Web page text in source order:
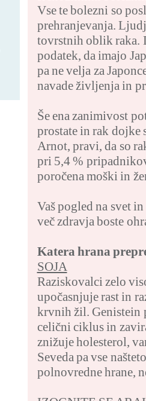
Vse te bolezni so
prehranjevanja.
tovrstnih oblik raka.
podatek, da imajo
pa ne velja za
navade življenja in
Še ena zanimivost
prostate in rak dojke
Arnot, pravi, da so
pri 5,4 %
poročena moški in
Vaš pogled na svet
več zdravja boste
Katera hrana
SOJA
Raziskovalci zelo
upočasnjuje rast in
krvnih žil. Genistein
celični ciklus in
znižuje holesterol,
Seveda pa vse
polnovredne hrane,